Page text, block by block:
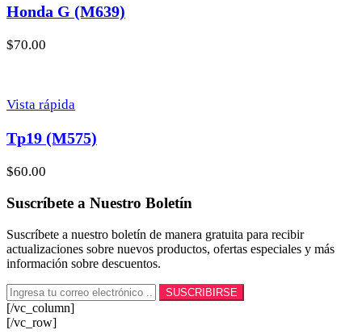
Honda G (M639)
$70.00
Vista rápida
Tp19 (M575)
$60.00
Suscríbete a Nuestro Boletín
Suscríbete a nuestro boletín de manera gratuita para recibir
actualizaciones sobre nuevos productos, ofertas especiales y más
información sobre descuentos.
[/vc_column]
[/vc_row]